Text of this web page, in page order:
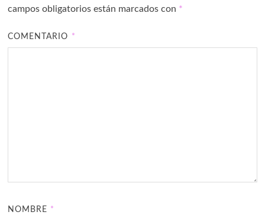
campos obligatorios están marcados con *
COMENTARIO *
NOMBRE *